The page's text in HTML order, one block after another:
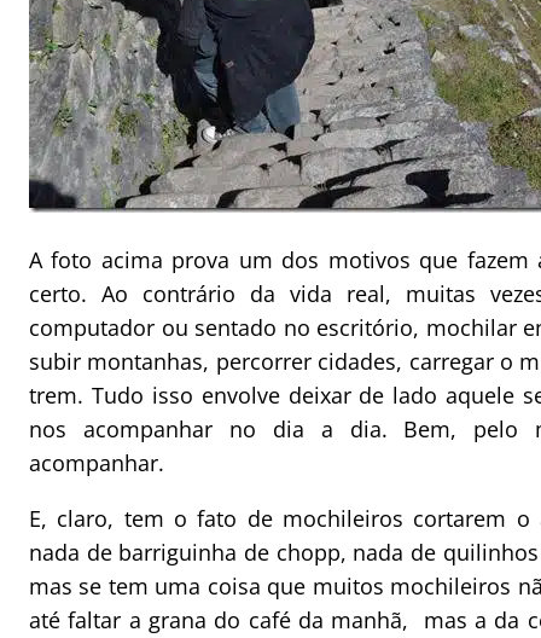
A foto acima prova um dos motivos que
certo. Ao contrário da vida real, muitas
computador ou sentado no escritório, mochilar
subir montanhas, percorrer cidades, carregar o
trem. Tudo isso envolve deixar de lado aquele
nos acompanhar no dia a dia. Bem, pelo
acompanhar.
E, claro, tem o fato de mochileiros cortarem o
nada de barriguinha de chopp, nada de
mas se tem uma coisa que muitos mochileiros
até faltar a grana do café da manhã, mas a da